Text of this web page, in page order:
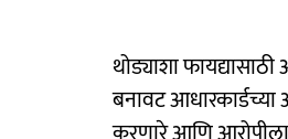
थोड्याशा
बनावट